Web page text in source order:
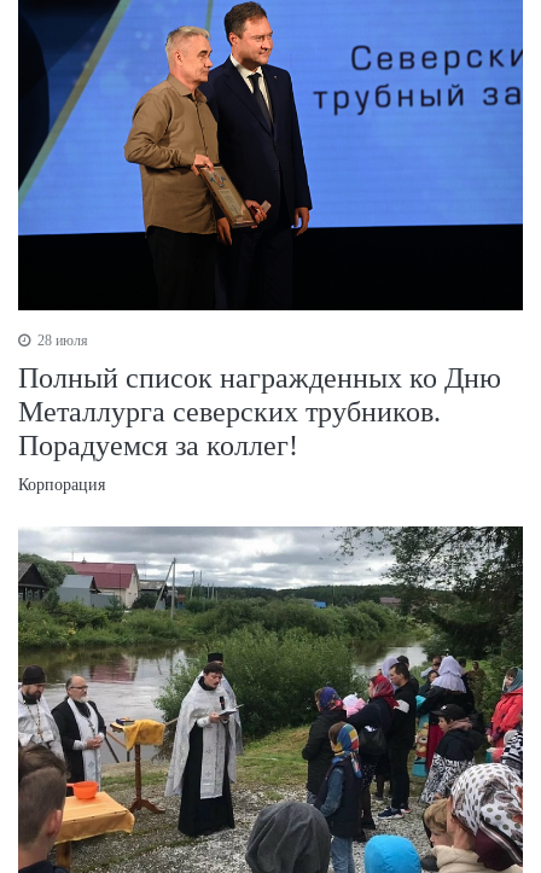
28 июля
Полный список награжденных ко Дню
Металлурга северских трубников.
Порадуемся за коллег!
Корпорация